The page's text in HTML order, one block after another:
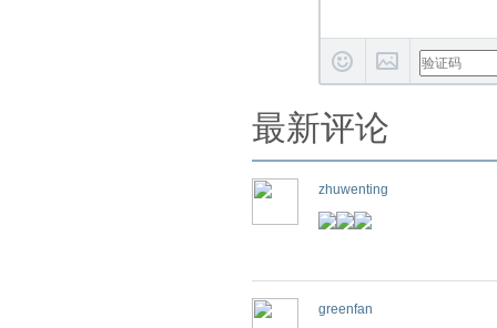
最新评论
zhuwenting
greenfan